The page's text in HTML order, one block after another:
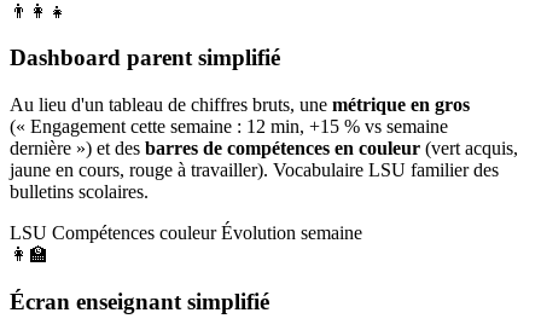
👨‍👩‍👧
Dashboard parent simplifié
Au lieu d'un tableau de chiffres bruts, une métrique en gros
(« Engagement cette semaine : 12 min, +15 % vs semaine
dernière ») et des barres de compétences en couleur (vert acquis,
jaune en cours, rouge à travailler). Vocabulaire LSU familier des
bulletins scolaires.
LSU Compétences couleur Évolution semaine
👩‍🏫
Écran enseignant simplifié